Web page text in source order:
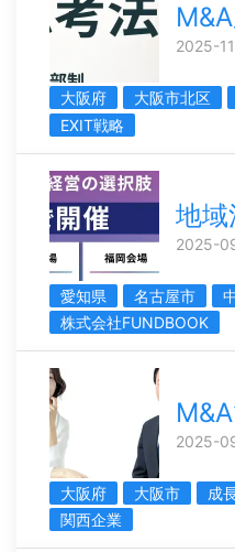
2025-
大阪府 大阪市北区
EXIT戦略
地
2025-
愛知県 名古屋市
株式会社FUNDBOOK
2025-
大阪府 大阪市 成
関西企業